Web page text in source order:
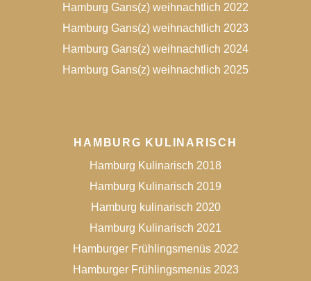
Hamburg Gans(z) weihnachtlich 2022
Hamburg Gans(z) weihnachtlich 2023
Hamburg Gans(z) weihnachtlich 2024
Hamburg Gans(z) weihnachtlich 2025
HAMBURG KULINARISCH
Hamburg Kulinarisch 2018
Hamburg Kulinarisch 2019
Hamburg kulinarisch 2020
Hamburg Kulinarisch 2021
Hamburger Frühlingsmenüs 2022
Hamburger Frühlingsmenüs 2023